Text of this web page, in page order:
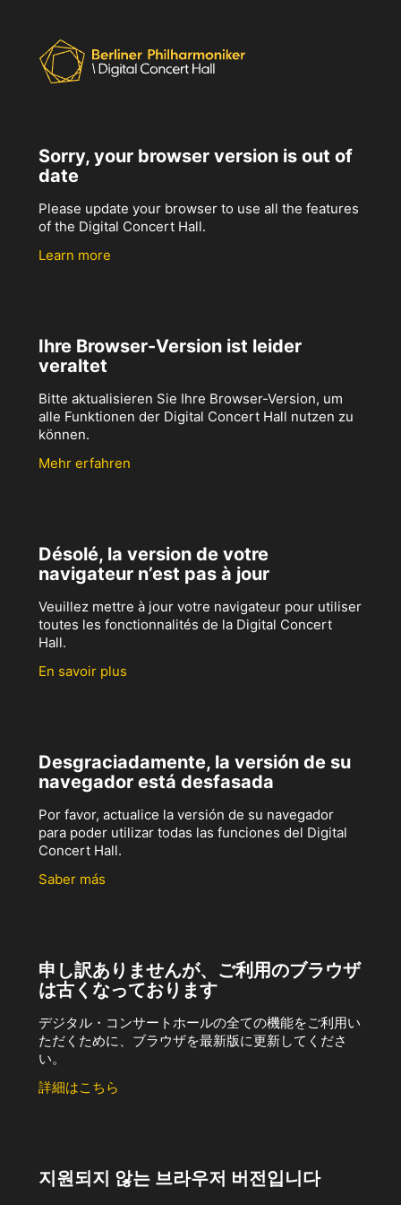
Sorry, your browser version is out of
date
Please update your browser to use all the features
of the Digital Concert Hall.
Learn more
Ihre Browser-Version ist leider
veraltet
Bitte aktualisieren Sie Ihre Browser-Version, um
alle Funktionen der Digital Concert Hall nutzen zu
können.
Mehr erfahren
Désolé, la version de votre
navigateur n’est pas à jour
Veuillez mettre à jour votre navigateur pour utiliser
toutes les fonctionnalités de la Digital Concert
Hall.
En savoir plus
Desgraciadamente, la versión de su
navegador está desfasada
Por favor, actualice la versión de su navegador
para poder utilizar todas las funciones del Digital
Concert Hall.
Saber más
申し訳ありませんが、ご利用のブラウザ
は古くなっております
デジタル・コンサートホールの全ての機能をご利用い
ただくために、ブラウザを最新版に更新してくださ
い。
詳細はこちら
지원되지 않는 브라우저 버전입니다